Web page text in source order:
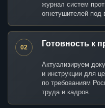
журнал систем
огнетушителей
02 Готовность к
Актуализируем
и инструкции для
по требованиям
труда и кадров.